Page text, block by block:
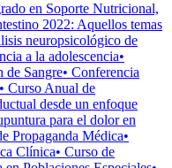
en Soporte Nutricional,
2022: Aquellos temas
neuropsicológico de
a la adolescencia•
de Sangre• Conferencia
• Curso Anual de
desde un enfoque
para el dolor en
Propaganda Médica•
Clínica• Curso de